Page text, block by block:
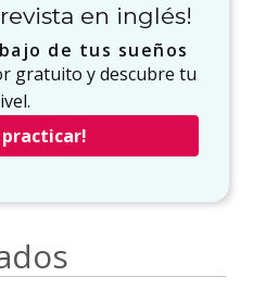
en inglés!
de tus sueños
gratuito y descubre tu
practicar!